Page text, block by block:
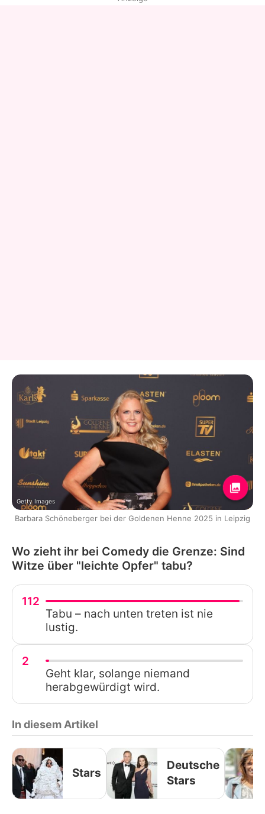
Getty Images
Barbara Schöneberger bei der Goldenen Henne 2025 in Leipzig
Wo zieht ihr bei Comedy die Grenze: Sind
Witze über "leichte Opfer" tabu?
112
Tabu – nach unten treten ist nie
lustig.
2
Geht klar, solange niemand
herabgewürdigt wird.
In diesem Artikel
Stars
Deutsche
Stars